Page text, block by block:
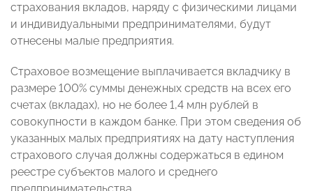
страхования вкладов, наряду с физическими лицами
и индивидуальными предпринимателями, будут
отнесены малые предприятия.
Страховое возмещение выплачивается вкладчику в
размере 100% суммы денежных средств на всех его
счетах (вкладах), но не более 1,4 млн рублей в
совокупности в каждом банке. При этом сведения об
указанных малых предприятиях на дату наступления
страхового случая должны содержаться в едином
реестре субъектов малого и среднего